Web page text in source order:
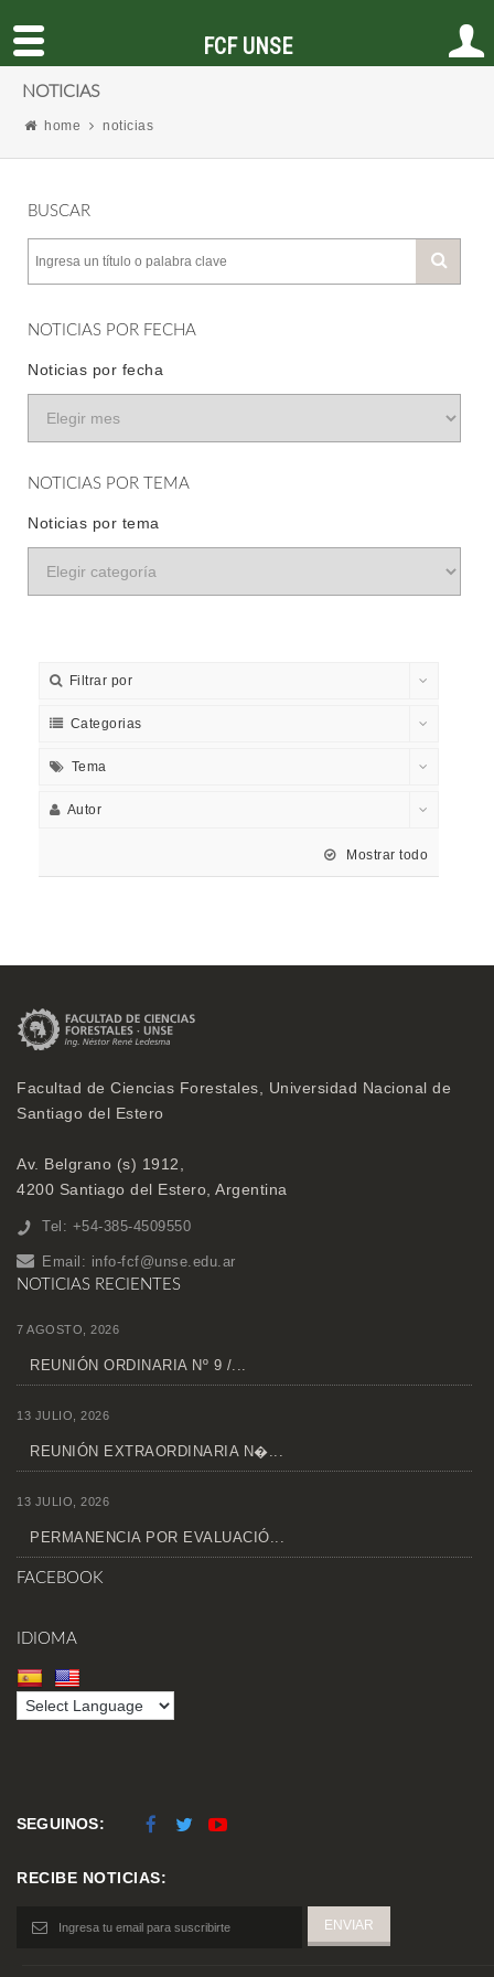
NOTICIAS
home noticias
BUSCAR
NOTICIAS POR FECHA
Noticias por fecha
NOTICIAS POR TEMA
Noticias por tema
Filtrar por
Categorias
Tema
Autor
Mostrar todo
Facultad de Ciencias Forestales, Universidad Nacional de
Santiago del Estero
Av. Belgrano (s) 1912,
4200 Santiago del Estero, Argentina
Tel: +54-385-4509550
Email: info-fcf@unse.edu.ar
NOTICIAS RECIENTES
7 AGOSTO, 2026
REUNIÓN ORDINARIA Nº 9 /...
13 JULIO, 2026
REUNIÓN EXTRAORDINARIA N�...
13 JULIO, 2026
PERMANENCIA POR EVALUACIÓ...
FACEBOOK
IDIOMA
SEGUINOS:
RECIBE NOTICIAS:
FCF UNSE